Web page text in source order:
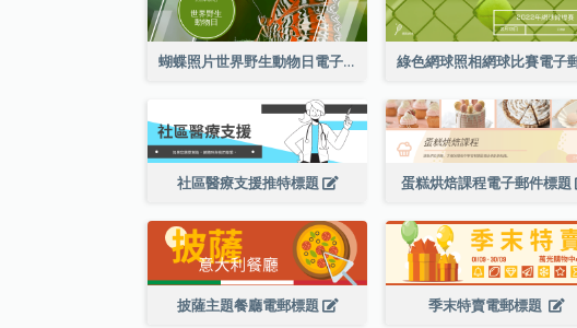
蝴蝶照片世界野生動物日電子郵件標題
社區醫療支援推特標題 蛋糕烘焙課程電子郵件標題
披薩主題餐廳電郵標題 季末特賣電郵標題